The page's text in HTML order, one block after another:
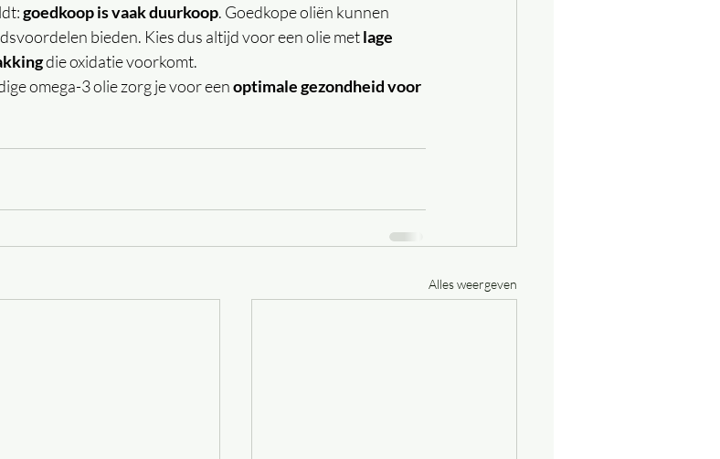
goedkoop is vaak duurkoop. Goedkope oliën kunnen
bieden. Kies dus altijd voor een olie met lage
die oxidatie voorkomt.
omega-3 olie zorg je voor een optimale gezondheid voor
Alles weergeven